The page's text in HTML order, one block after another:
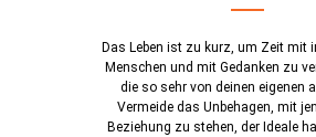
Das Leben ist zu kurz, um Zeit mit
Menschen und mit Gedanken zu
die so sehr von deinen eigenen
Vermeide das Unbehagen, mit
Beziehung zu stehen, der Ideale